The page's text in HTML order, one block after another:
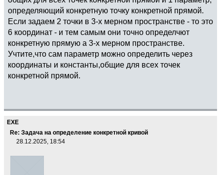
определяющий конкретную точку конкретной прямой.
Если задаем 2 точки в 3-х мерном пространстве - то это
6 координат - и тем самым они точно определчют
конкретную прямую а 3-х мерном пространстве.
Учтите,что сам параметр можно определить через
координаты и константы,общие для всех точек
конкретной прямой.
EXE
Re: Задача на определение конкретной кривой
28.12.2025, 18:54